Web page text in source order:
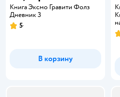
Книга Эксмо Гравити Фолз
Дневник 3
5
В корзину